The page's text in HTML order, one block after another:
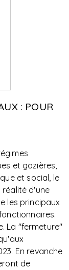
: POUR
et gazières,
et social, le
réalité d'une
les principaux
La "fermeture"
En revanche
de